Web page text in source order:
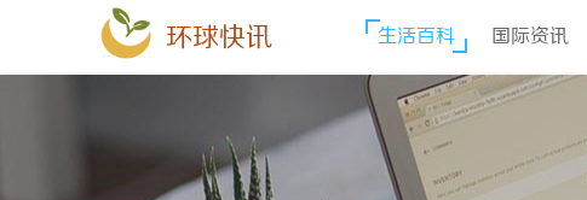
环球快讯 生活百科 国际资讯